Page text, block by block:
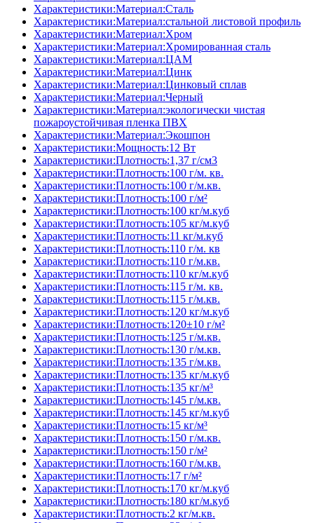
Характеристики:Материал:Сталь
Характеристики:Материал:стальной листовой профиль
Характеристики:Материал:Хром
Характеристики:Материал:Хромированная сталь
Характеристики:Материал:ЦАМ
Характеристики:Материал:Цинк
Характеристики:Материал:Цинковый сплав
Характеристики:Материал:Черный
Характеристики:Материал:экологически чистая
пожароустойчивая пленка ПВХ
Характеристики:Материал:Экошпон
Характеристики:Мощность:12 Вт
Характеристики:Плотность:1,37 г/см3
Характеристики:Плотность:100 г/м. кв.
Характеристики:Плотность:100 г/м.кв.
Характеристики:Плотность:100 г/м²
Характеристики:Плотность:100 кг/м.куб
Характеристики:Плотность:105 кг/м.куб
Характеристики:Плотность:11 кг/м.куб
Характеристики:Плотность:110 г/м. кв
Характеристики:Плотность:110 г/м.кв.
Характеристики:Плотность:110 кг/м.куб
Характеристики:Плотность:115 г/м. кв.
Характеристики:Плотность:115 г/м.кв.
Характеристики:Плотность:120 кг/м.куб
Характеристики:Плотность:120±10 г/м²
Характеристики:Плотность:125 г/м.кв.
Характеристики:Плотность:130 г/м.кв.
Характеристики:Плотность:135 г/м.кв.
Характеристики:Плотность:135 кг/м.куб
Характеристики:Плотность:135 кг/м³
Характеристики:Плотность:145 г/м.кв.
Характеристики:Плотность:145 кг/м.куб
Характеристики:Плотность:15 кг/м³
Характеристики:Плотность:150 г/м.кв.
Характеристики:Плотность:150 г/м²
Характеристики:Плотность:160 г/м.кв.
Характеристики:Плотность:17 г/м²
Характеристики:Плотность:170 кг/м.куб
Характеристики:Плотность:180 кг/м.куб
Характеристики:Плотность:2 кг/м.кв.